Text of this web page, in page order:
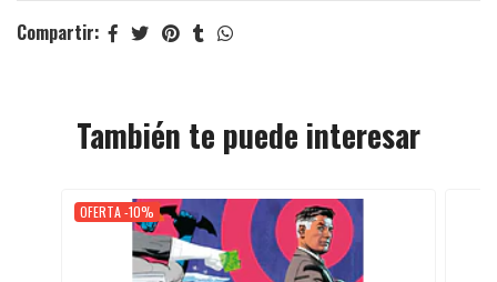
Compartir:
También te puede interesar
OFERTA -10%